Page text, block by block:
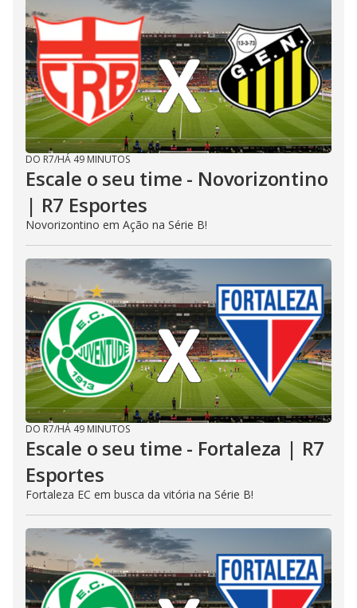
DO R7/HÁ 49 MINUTOS
Escale o seu time - Novorizontino
| R7 Esportes
Novorizontino em Ação na Série B!
DO R7/HÁ 49 MINUTOS
Escale o seu time - Fortaleza | R7
Esportes
Fortaleza EC em busca da vitória na Série B!